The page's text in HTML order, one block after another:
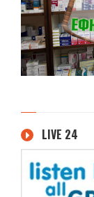
LIVE 24